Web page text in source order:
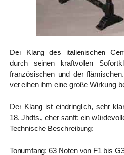
Der Klang des italienischen
durch seinen kraftvollen
französischen und der
verleihen ihm eine große Wirkung
Der Klang ist eindringlich, sehr
18. Jhdts., eher sanft: ein
Technische Beschreibung:
Tonumfang: 63 Noten von F1 bis